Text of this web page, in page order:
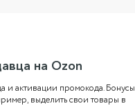
на Ozon
и активации промокода. Бонусы
выделить свои товары в